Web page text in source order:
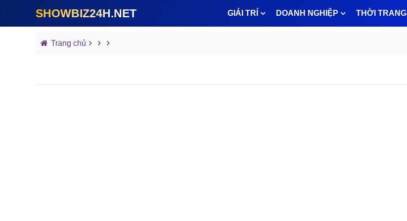
SHOWBIZ24H.NET GIẢI TRÍ DOANH NGHIỆP THỜI TRANG
Trang chủ